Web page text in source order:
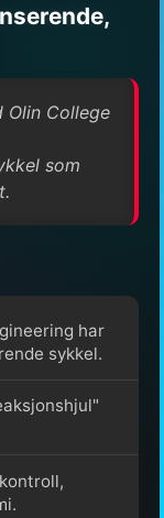
Olin College
som
har
sykkel.